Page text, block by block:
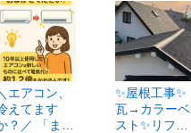
エアコン、
えてます
？／ 「ま…
✨屋根工事✨
瓦→カラーベ
スト✨リフ…